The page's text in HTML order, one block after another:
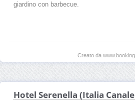
giardino con barbecue.
Creato da
Hotel Serenella (Italia